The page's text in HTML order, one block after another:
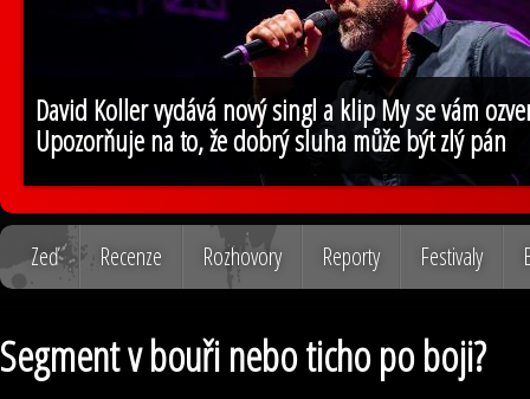
David Koller vydává nový singl a klip My se vám
Upozorňuje na to, že dobrý sluha může být zlý pán
Zeď Recenze Rozhovory Reporty Festivaly
Segment v bouři nebo ticho po boji?